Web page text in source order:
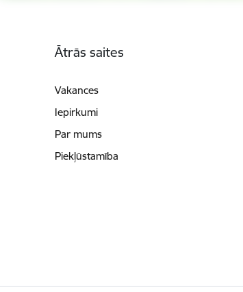
Ātrās saites
Vakances
Iepirkumi
Par mums
Piekļūstamība